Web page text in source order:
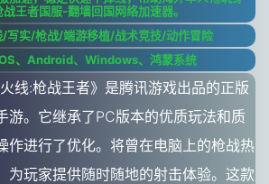
王者国服-翻墙回国网络加速器。
/写实/枪战/端游移植/战术竞技/动作冒险
、Android、Windows、鸿蒙系统
线:枪战王者》是腾讯游戏出品的正版
游。它继承了PC版本的优质玩法和质
作进行了优化。将曾在电脑上的枪战热
为玩家提供随时随地的射击体验。这款